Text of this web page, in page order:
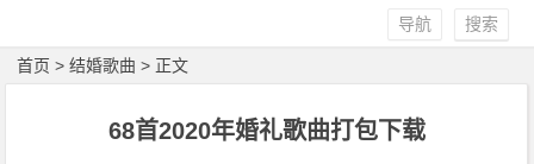
搜索
导航
首页 >结婚歌曲 > 正文
68首2020年婚礼歌曲打包下载